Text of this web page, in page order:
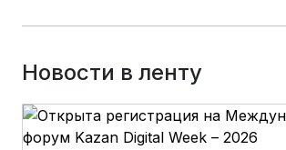
Новости в ленту